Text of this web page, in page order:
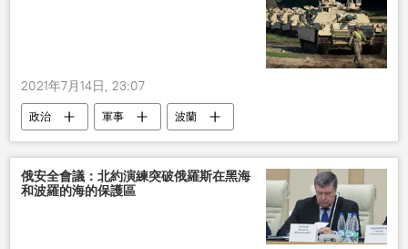
2021年7月14日, 23:07
政治 軍事 波蘭
俄安全會議：北約演練突破俄羅斯在黑海
和波羅的海的保護區